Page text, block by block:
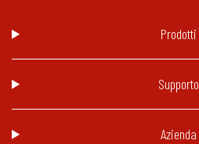
Prodotti
Supporto
Azienda